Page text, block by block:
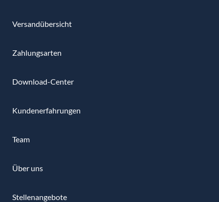
Versandübersicht
Zahlungsarten
Download-Center
Kundenerfahrungen
Team
Über uns
Stellenangebote